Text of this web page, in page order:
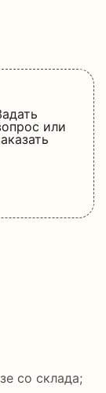
или
со склада;